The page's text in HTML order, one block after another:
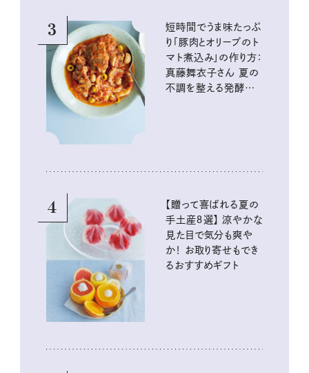
3
短時間でうま味たっぷ
り「豚肉とオリーブのト
マト煮込み」の作り方：
真藤舞衣子さん 夏の
不調を整える発酵レ
4
【贈って喜ばれる夏の
手土産８選】 涼やかな
見た目で気分も爽や
か！ お取り寄せもでき
るおすすめギフト